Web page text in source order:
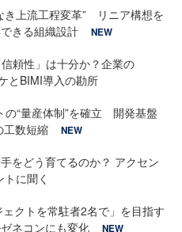
き上流工程変革” リニア構想を
きる組織設計
NEW
頼性」は十分か？企業の
とBIMI導入の勘所
の“量産体制”を確立 開発基盤
工数短縮
NEW
をどう育てるのか？ アクセン
に聞く
クトを常駐者2名で」を目指す
ネコンにも変化
NEW